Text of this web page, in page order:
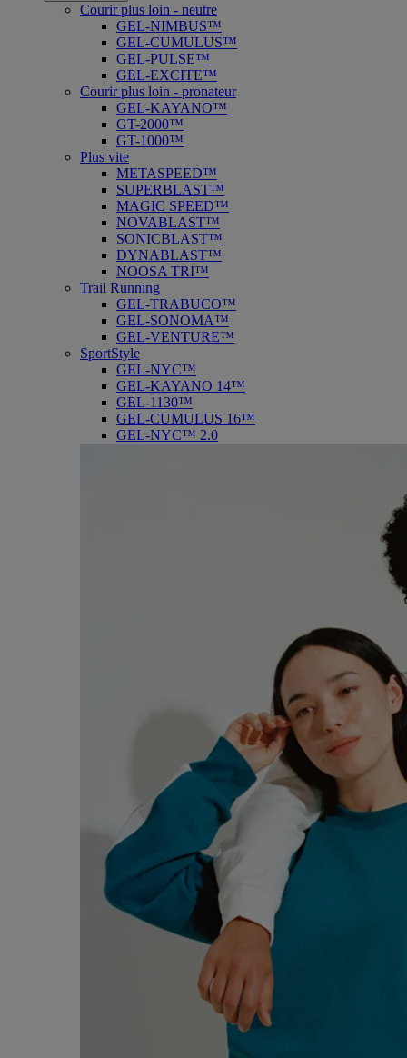
Courir plus loin - neutre
GEL-NIMBUS™
GEL-CUMULUS™
GEL-PULSE™
GEL-EXCITE™
Courir plus loin - pronateur
GEL-KAYANO™
GT-2000™
GT-1000™
Plus vite
METASPEED™
SUPERBLAST™
MAGIC SPEED™
NOVABLAST™
SONICBLAST™
DYNABLAST™
NOOSA TRI™
Trail Running
GEL-TRABUCO™
GEL-SONOMA™
GEL-VENTURE™
SportStyle
GEL-NYC™
GEL-KAYANO 14™
GEL-1130™
GEL-CUMULUS 16™
GEL-NYC™ 2.0